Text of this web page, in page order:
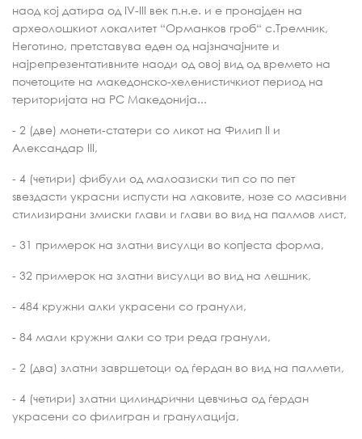
наод кој датира од IV-III век п.н.е. и е пронајден на
археолошкиот локалитет “Орманков гроб“ с.Тремник,
Неготино, претставува еден од најзначајните и
најрепрезентативните наоди од овој вид од времето на
почетоците на македонско-хеленистичкиот период на
територијата на РС Македонија...
- 2 (две) монети-статери со ликот на Филип II и
Александар III,
- 4 (четири) фибули од малоазиски тип со по пет
ѕвездасти украсни испусти на лаковите, нозе со масивни
стилизирани змиски глави и глави во вид на палмов лист,
- 31 примерок на златни висулци во копјеста форма,
- 32 примерок на златни висулци во вид на лешник,
- 484 кружни алки украсени со гранули,
- 84 мали кружни алки со три реда гранули,
- 2 (два) златни завршетоци од ѓердан во вид на палмети,
- 4 (четири) златни цилиндрични цевчиња од ѓердан
украсени со филигран и гранулација,